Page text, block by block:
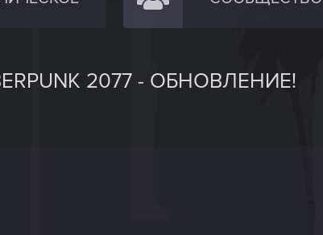
2077 - ОБНОВЛЕНИЕ!